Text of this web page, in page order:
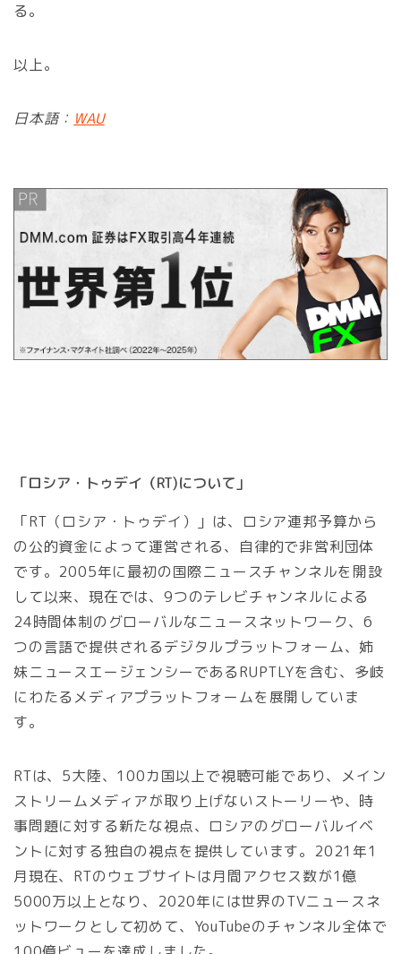
る。
以上。
日本語： WAU
「ロシア・トゥデイ（RT)について」
「RT（ロシア・トゥデイ）」は、ロシア連邦予算から
の公的資金によって運営される、自律的で非営利団体
です。2005年に最初の国際ニュースチャンネルを開設
して以来、現在では、9つのテレビチャンネルによる
24時間体制のグローバルなニュースネットワーク、6
つの言語で提供されるデジタルプラットフォーム、姉
妹ニュースエージェンシーであるRUPTLYを含む、多岐
にわたるメディアプラットフォームを展開していま
す。
RTは、5大陸、100カ国以上で視聴可能であり、メイン
ストリームメディアが取り上げないストーリーや、時
事問題に対する新たな視点、ロシアのグローバルイベ
ントに対する独自の視点を提供しています。2021年1
月現在、RTのウェブサイトは月間アクセス数が1億
5000万以上となり、2020年には世界のTVニュースネ
ットワークとして初めて、YouTubeのチャンネル全体で